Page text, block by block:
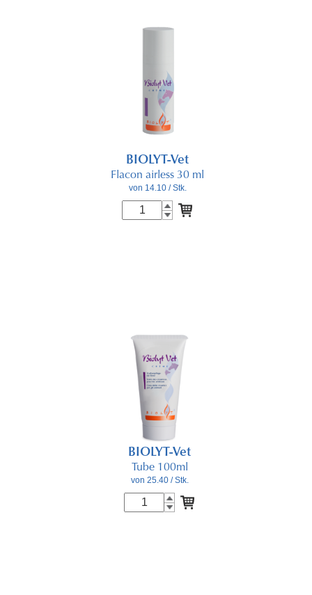
BIOLYT-Vet
Flacon airless 30 ml
von 14.10/ Stk.
BIOLYT-Vet
Tube 100ml
von 25.40/ Stk.